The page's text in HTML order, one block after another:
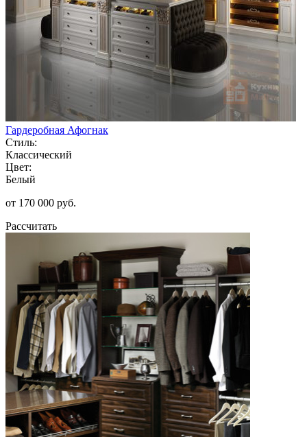
Гардеробная Афогнак
Стиль:
Классический
Цвет:
Белый
от 170 000 руб.
Рассчитать